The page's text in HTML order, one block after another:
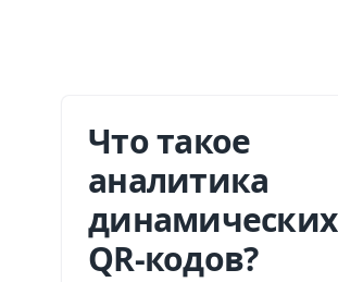
Что такое
аналитика
динамических
QR-кодов?